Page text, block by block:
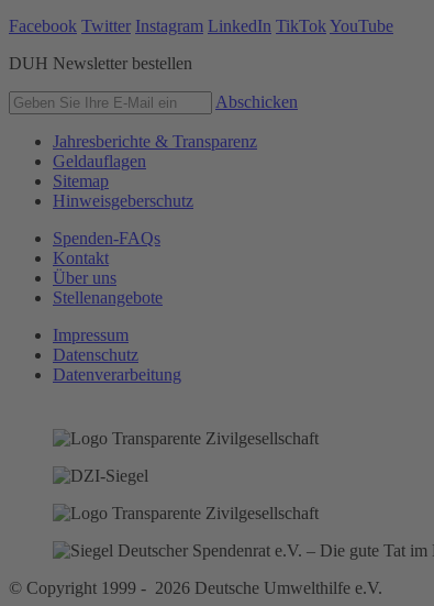
Facebook Twitter Instagram LinkedIn TikTok YouTube
DUH Newsletter bestellen
Abschicken
Jahresberichte & Transparenz
Geldauflagen
Sitemap
Hinweisgeberschutz
Spenden-FAQs
Kontakt
Über uns
Stellenangebote
Impressum
Datenschutz
Datenverarbeitung
© Copyright 1999 - 2026 Deutsche Umwelthilfe e.V.